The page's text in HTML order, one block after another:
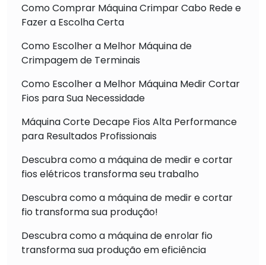
Como Comprar Máquina Crimpar Cabo Rede e
Fazer a Escolha Certa
Como Escolher a Melhor Máquina de
Crimpagem de Terminais
Como Escolher a Melhor Máquina Medir Cortar
Fios para Sua Necessidade
Máquina Corte Decape Fios Alta Performance
para Resultados Profissionais
Descubra como a máquina de medir e cortar
fios elétricos transforma seu trabalho
Descubra como a máquina de medir e cortar
fio transforma sua produção!
Descubra como a máquina de enrolar fio
transforma sua produção em eficiência